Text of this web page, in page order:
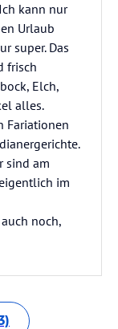
kann nur
Urlaub
super. Das
frisch
Elch,
alles.
Fariationen
sind am
im
noch,